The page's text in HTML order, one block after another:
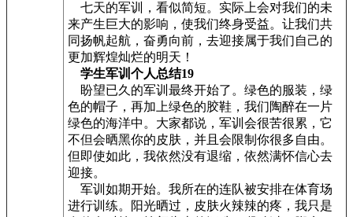
七天的军训，看似简短。实际上会对我们的未
来产生巨大的影响，使我们终身受益。让我们共
同扬帆起航，奋勇向前，去迎接属于我们自己的
更加辉煌灿烂的明天！
学生军训个人总结19
盼望已久的军训最终开始了。绿色的服装，绿
色的帽子，再加上绿色的胶鞋，我们陶醉在一片
绿色的海洋中。大家都说，军训会很苦很累，它
不但会晒黑你的皮肤，并且会限制你很多自由。
但即使如此，我依然没有退缩，依然满怀信心去
迎接。
军训如期开始。我所在的连队被安排在体育场
进行训练。阳光晒过，皮肤火辣辣的疼，我只是